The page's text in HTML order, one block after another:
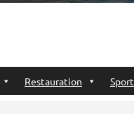
Restauration Sport